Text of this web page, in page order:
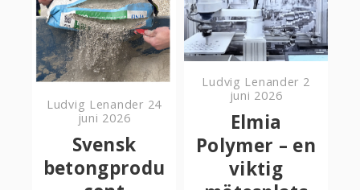
Ludvig Lenander 24
juni 2026
Svensk
betongprodu
Ludvig Lenander 2
juni 2026
Elmia
Polymer – en
viktig